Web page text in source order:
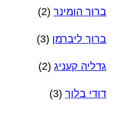
ברוך הומינר (2)
ברוך ליברמן (3)
גדליה קעניג (2)
דודי בלוך (3)